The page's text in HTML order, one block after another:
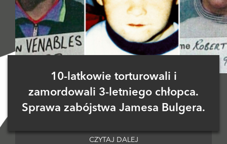
10-latkowie torturowali i
zamordowali 3-letniego chłopca.
Sprawa zabójstwa Jamesa Bulgera.
CZYTAJ DALEJ